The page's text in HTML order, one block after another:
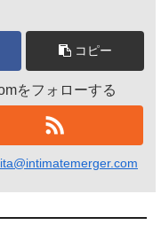
コピー
をフォローする